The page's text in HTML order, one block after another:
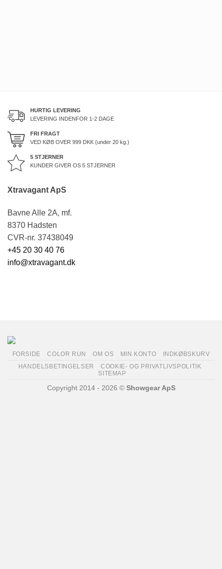
Xtravagant ApS
Bavne Alle 2A, mf.
8370 Hadsten
CVR-nr. 37438049
+45 20 30 40 76
info@xtravagant.dk
HURTIG LEVERING
LEVERING INDENFOR 1-2 DAGE
FRI FRAGT
VED KØB OVER 999DKK (under 20 kg.)
5 STJERNER
KUNDER GIVER OS 5 STJERNER
FORSIDE COLOR RUN OM OS MIN KONTO
INDKØBSKURV
HANDELSBETINGELSER
COOKIE- OG PRIVATLIVSPOLITIK
SITEMAP
Copyright 2014 - 2026 © Showgear ApS